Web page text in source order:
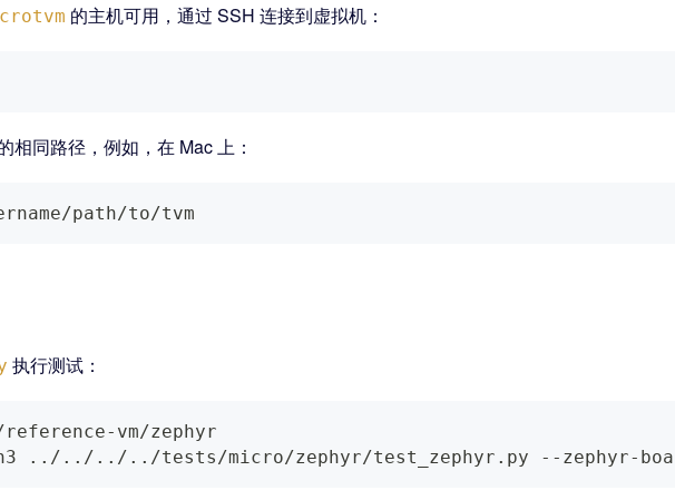
的主机可用，通过 SSH 连接到虚拟机：
相同路径，例如，在 Mac 上：
path/to/tvm
执行测试：
vm/zephyr
.. / .. / .. / .. /tests/micro/zephyr/test_zephyr.py --zephyr-